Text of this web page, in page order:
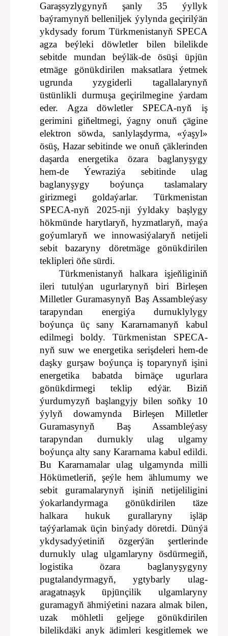
Garaşsyzlygynyň şanly 35 ýyllyk
baýramynyň belleniljek ýylynda geçirilýän
ykdysady forum Türkmenistanyň SPECA
agza beýleki döwletler bilen bilelikde
sebitde mundan beýläk-de ösüşi üpjün
etmäge gönükdirilen maksatlara ýetmek
ugrunda yzygiderli tagallalarynyň
üstünlikli durmuşa geçirilmegine ýardam
eder. Agza döwletler SPECA-nyň iş
gerimini giňeltmegi, ýagny onuň çägine
elektron söwda, sanlylaşdyrma, «ýaşyl»
ösüş, Hazar sebitinde we onuň çäklerinden
daşarda energetika özara baglanyşygy
hem-de Ýewraziýa sebitinde ulag
baglanyşygy boýunça taslamalary
girizmegi goldaýarlar. Türkmenistan
SPECA-nyň 2025-nji ýyldaky başlygy
hökmünde harytlaryň, hyzmatlaryň, maýa
goýumlaryň we innowasiýalaryň netijeli
sebit bazaryny döretmäge gönükdirilen
teklipleri öňe sürdi.
Türkmenistanyň halkara işjeňliginiň
ileri tutulýan ugurlarynyň biri Birleşen
Milletler Guramasynyň Baş Assambleýasy
tarapyndan energiýa durnuklylygy
boýunça üç sany Kararnamanyň kabul
edilmegi boldy. Türkmenistan SPECA-
nyň suw we energetika serişdeleri hem-de
daşky gurşaw boýunça iş toparynyň işini
energetika babatda birnäçe ugurlara
gönükdirmegi teklip edýär. Biziň
ýurdumyzyň başlangyjy bilen soňky 10
ýylyň dowamynda Birleşen Milletler
Guramasynyň Baş Assambleýasy
tarapyndan durnukly ulag ulgamy
boýunça alty sany Kararnama kabul edildi.
Bu Kararnamalar ulag ulgamynda milli
Hökümetleriň, şeýle hem ählumumy we
sebit guramalarynyň işiniň netijeliligini
ýokarlandyrmaga gönükdirilen täze
halkara hukuk gurallaryny işläp
taýýarlamak üçin binýady döretdi. Dünýä
ykdysadyýetiniň özgerýän şertlerinde
durnukly ulag ulgamlaryny ösdürmegiň,
logistika özara baglanyşygyny
pugtalandyrmagyň, ygtybarly ulag-
aragatnaşyk üpjünçilik ulgamlaryny
guramagyň ähmiýetini nazara almak bilen,
uzak möhletli geljege gönükdirilen
bilelikdäki anyk ädimleri kesgitlemek we